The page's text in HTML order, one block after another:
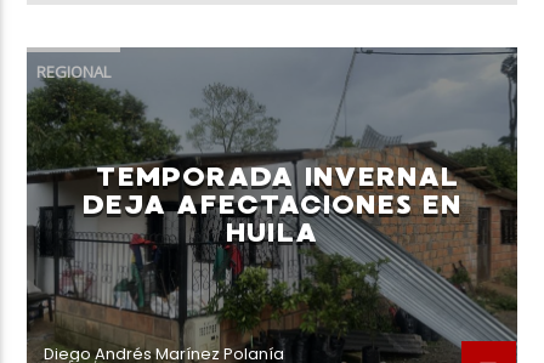
REGIONAL
TEMPORADA INVERNAL
DEJA AFECTACIONES EN
HUILA
Diego Andrés Marínez Polanía